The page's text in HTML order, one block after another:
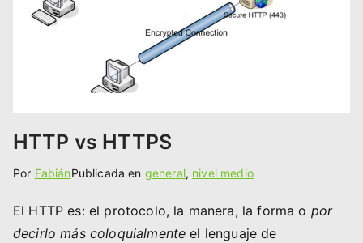
HTTP vs HTTPS
Por FabiánPublicada en general, nivel medio
El HTTP es: el protocolo, la manera, la forma o por
decirlo más coloquialmente el lenguaje de